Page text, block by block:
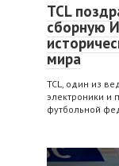
TCL
сборную
мира
TCL, один из
электроники и
футбольной